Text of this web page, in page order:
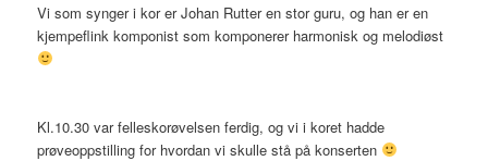
Vi som synger i kor er Johan Rutter en stor guru, og han er en
kjempeflink komponist som komponerer harmonisk og melodiøst
Kl.10.30 var felleskorøvelsen ferdig, og vi i koret hadde
prøveoppstilling for hvordan vi skulle stå på konserten